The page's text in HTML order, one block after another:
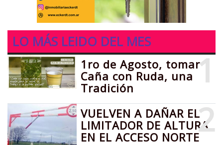
LO MÁS LEIDO DEL MES
1
1ro de Agosto, tomar
Caña con Ruda, una
Tradición
2
VUELVEN A DAÑAR EL
LIMITADOR DE ALTURA
EN EL ACCESO NORTE